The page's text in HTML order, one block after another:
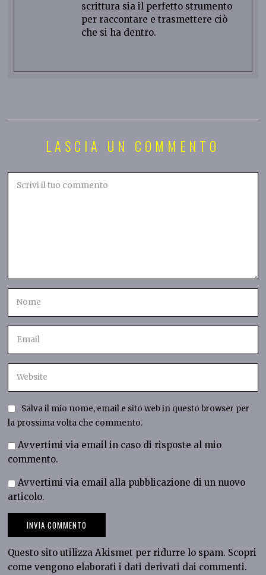
scrittura sia il perfetto strumento
per raccontare e trasmettere ciò
che si ha dentro.
LASCIA UN COMMENTO
Salva il mio nome, email e sito web in questo browser per
la prossima volta che commento.
Avvertimi via email in caso di risposte al mio
commento.
Avvertimi via email alla pubblicazione di un nuovo
articolo.
Questo sito utilizza Akismet per ridurre lo spam. Scopri
come vengono elaborati i dati derivati dai commenti.